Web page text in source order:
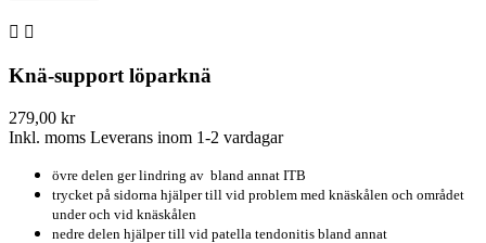
 
Knä-support löparknä
279,00 kr
Inkl. moms Leverans inom 1-2 vardagar
övre delen ger lindring av bland annat ITB
trycket på sidorna hjälper till vid problem med knäskålen och området
under och vid knäskålen
nedre delen hjälper till vid patella tendonitis bland annat